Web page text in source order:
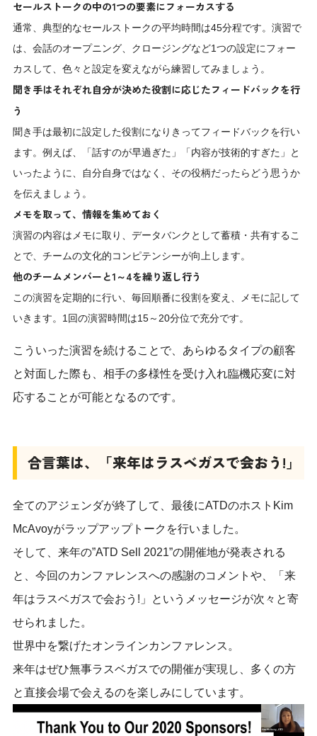
セールストークの中の1つの要素にフォーカスする
通常、典型的なセールストークの平均時間は45分程です。演習で
は、会話のオープニング、クロージングなど1つの設定にフォー
カスして、色々と設定を変えながら練習してみましょう。
聞き手はそれぞれ自分が決めた役割に応じたフィードバックを行
う
聞き手は最初に設定した役割になりきってフィードバックを行い
ます。例えば、「話すのが早過ぎた」「内容が技術的すぎた」と
いったように、自分自身ではなく、その役柄だったらどう思うか
を伝えましょう。
メモを取って、情報を集めておく
演習の内容はメモに取り、データバンクとして蓄積・共有するこ
とで、チームの文化的コンピテンシーが向上します。
他のチームメンバーと1～4を繰り返し行う
この演習を定期的に行い、毎回順番に役割を変え、メモに記して
いきます。1回の演習時間は15～20分位で充分です。
こういった演習を続けることで、あらゆるタイプの顧客
と対面した際も、相手の多様性を受け入れ臨機応変に対
応することが可能となるのです。
合言葉は、「来年はラスベガスで会おう ! 」
全てのアジェンダが終了して、最後にATDのホストKim
McAvoyがラップアップトークを行いました。
そして、来年の”ATD Sell 2021”の開催地が発表される
と、今回のカンファレンスへの感謝のコメントや、「来
年はラスベガスで会おう!」というメッセージが次々と寄
せられました。
世界中を繋げたオンラインカンファレンス。
来年はぜひ無事ラスベガスでの開催が実現し、多くの方
と直接会場で会えるのを楽しみにしています。